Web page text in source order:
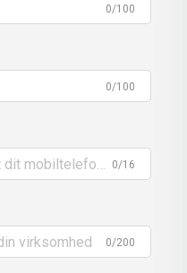
0/100
0/100
0/16
0/200